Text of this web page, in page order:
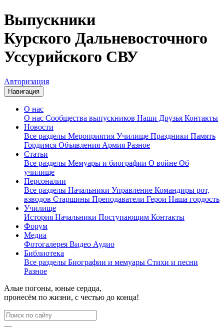
Выпускники
Курского Дальневосточного
Уссурийского СВУ
Авторизация
Навигация
О нас
О нас Сообщества выпускников Наши Друзья Контакты
Новости
Все разделы Мероприятия Училище Праздники Память
Гордимся Объявления Армия Разное
Статьи
Все разделы Мемуары и биографии О войне Об
училище
Персоналии
Все разделы Начальники Управление Командиры рот,
взводов Старшины Преподаватели Герои Наша гордость
Училище
История Начальники Поступающим Контакты
Форум
Медиа
Фотогалерея Видео Аудио
Библиотека
Все разделы Биографии и мемуары Стихи и песни
Разное
Алые погоны, юные сердца,
пронесём по жизни, с честью до конца!